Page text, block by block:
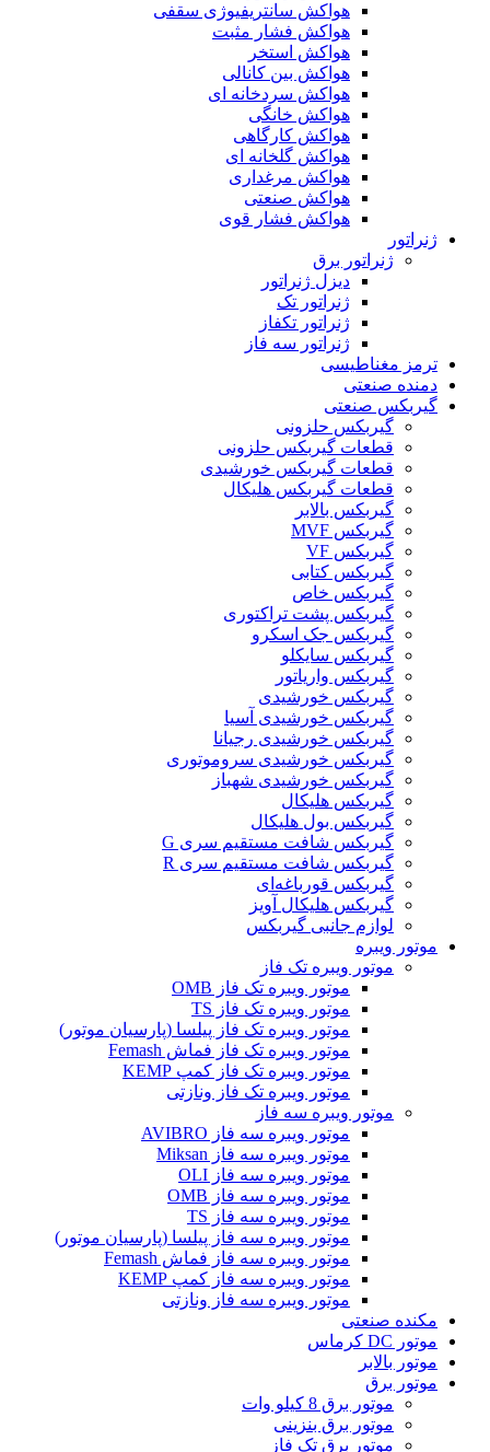
هواکش سانتریفیوژی سقفی
هواکش فشار مثبت
هواکش استخر
هواکش بین کانالی
هواکش سردخانه ای
هواکش خانگی
هواکش کارگاهی
هواکش گلخانه ای
هواکش مرغداری
هواکش صنعتی
هواکش فشار قوی
ژنراتور
ژنراتور برق
دیزل ژنراتور
ژنراتور تک
ژنراتور تکفاز
ژنراتور سه فاز
ترمز مغناطیسی
دمنده صنعتی
گیربکس صنعتی
گیربکس حلزونی
قطعات گيربکس حلزونی
قطعات گيربکس خورشيدی
قطعات گیربکس هلیکال
گيربکس بالابر
گیربکس MVF
گیربکس VF
گیربکس کتابی
گیربکس خاص
گیربکس پشت تراکتوری
گیربکس جک اسکرو
گیربکس سایکلو
گیربکس واریاتور
گیربکس خورشیدی
گیربکس خورشیدی آسیا
گیربکس خورشیدی رجیانا
گیربکس خورشیدی سروموتوری
گیربکس خورشیدی شهباز
گیربکس هلیکال
گیربکس بول هلیکال
گیربکس شافت مستقیم سری G
گیربکس شافت مستقیم سری R
گیربکس قورباغه‌ای
گیربکس هلیکال آویز
لوازم جانبی گیربکس
موتور ویبره
موتور ویبره تک فاز
موتور ویبره تک فاز OMB
موتور ویبره تک فاز TS
موتور ویبره تک فاز پیلسا (پارسیان موتور)
موتور ویبره تک فاز فماش Femash
موتور ویبره تک فاز کمپ KEMP
موتور ویبره تک فاز ونازتی
موتور ویبره سه فاز
موتور ویبره سه فاز AVIBRO
موتور ویبره سه فاز Miksan
موتور ویبره سه فاز OLI
موتور ویبره سه فاز OMB
موتور ویبره سه فاز TS
موتور ویبره سه فاز پیلسا (پارسیان موتور)
موتور ویبره سه فاز فماش Femash
موتور ویبره سه فاز کمپ KEMP
موتور ویبره سه فاز ونازتی
مکنده صنعتی
موتور DC کرماس
موتور بالابر
موتور برق
موتور برق 8 کیلو وات
موتور برق بنزینی
موتور برق تک فاز